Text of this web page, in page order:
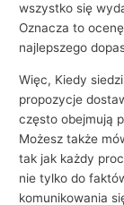
wszystko się
Oznacza to
najlepszego
Więc, Kiedy
propozycje
często obejmują
Możesz także
tak jak każdy
nie tylko do
komunikowania